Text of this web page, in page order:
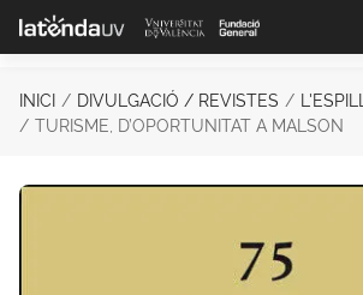
Saltar al contenido principal
INICI DIVULGACIÓ / REVISTES
L'ESPILL
TURISME, D’OPORTUNITAT A MALSON